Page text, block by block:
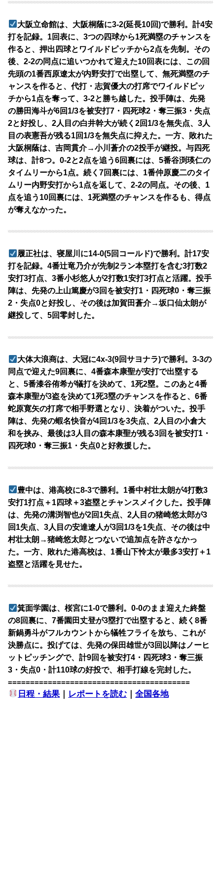
大阪立命館は、大阪桐蔭に3-2(延長10回)で勝利。計4安
打を記録。1回表に、3つの四球から1死満塁のチャンスを
作ると、押出四球とワイルドピッチから2点を先制。その
後、2-2の同点に追いつかれて迎えた10回表には、この回
先頭の1番西原遼太が内野安打で出塁して、無死満塁のチ
ャンスを作ると、代打・志賀優大の打席でワイルドピッ
チから1点を奪って、3-2と勝ち越した。投手陣は、先発
の勝田海斗が6回1/3を被安打7・四死球2・奪三振3・失点
2と好投し、2人目の白井幹大が続く2回1/3を無失点、3人
目の表憲吾が残る1回1/3を無失点に抑えた。一方、敗れた
大阪桐蔭は、吉岡貫介→小川蒼介の2投手が継投。与四死
球は、計8つ。0-2と2点を追う6回裏には、5番谷渕瑛仁の
タイムリーから1点。続く7回裏には、1番仲原慶二のタイ
ムリー内野安打から1点を返して、2-2の同点。その後、1
点を追う10回裏には、1死満塁のチャンスを作るも、得点
が奪えなかった。
履正社は、寝屋川に14-0(5回コールド)で勝利。計17安
打を記録。4番辻竜乃介が先制2ラン本塁打を含む3打数2
安打3打点、3番小杉悠人が2打数1安打3打点と活躍。投手
陣は、先発の上山篤慶が3回を被安打1・四死球0・奪三振
2・失点0と好投し、その後は加賀田蒼介→坂口仙太朗が
継投して、5回零封した。
大体大浪商は、大冠に4x-3(9回サヨナラ)で勝利。3-3の
同点で迎えた9回裏に、4番森本康聖が安打で出塁する
と、5番漆谷侑希が犠打を決めて、1死2塁。このあと4番
森本康聖が3盗を決めて1死3塁のチャンスを作ると、6番
蛇原寛矢の打席で相手野選となり、決着がついた。投手
陣は、先発の蝦名快音が4回1/3を3失点、2人目の小倉大
和を挟み、最後は3人目の森本康聖が残る3回を被安打1・
四死球0・奪三振1・失点0と好救援した。
豊中は、港高校に8-3で勝利。1番中村壮太朗が4打数3
安打1打点＋1四球＋3盗塁とチャンスメイクした。投手陣
は、先発の溝渕智也が2回1失点、2人目の猪崎悠太郎が3
回1失点、3人目の安達遼人が3回1/3を1失点、その後は中
村壮太朗→猪崎悠太郎とつないで追加点を許さなかっ
た。一方、敗れた港高校は、1番山下怜太が最多3安打＋1
盗塁と活躍を見せた。
箕面学園は、桜宮に1-0で勝利。0-0のまま迎えた終盤
の8回裏に、7番園田丈登が3塁打で出塁すると、続く8番
新鍋勇斗がフルカウントから犠牲フライを放ち、これが
決勝点に。投げては、先発の保田雄世が3回以降はノーヒ
ットピッチングで、計9回を被安打4・四死球3・奪三振
3・失点0・計110球の好投で、相手打線を完封した。
=========================================
日程・結果 ｜ レポートを読む ｜全国各地